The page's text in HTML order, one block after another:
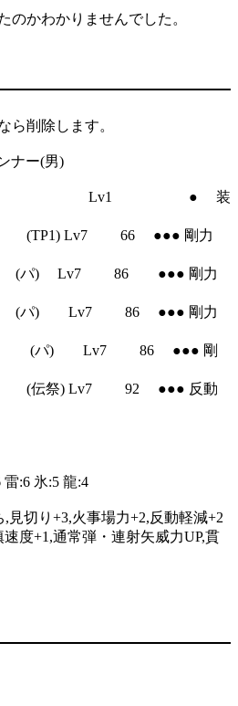
のかわかりませんでした。
ら削除します。
ナー(男)
ト１ Lv1 ● 装
(TP1) Lv7 66 ●●● 剛力
(パ) Lv7 86 ●●● 剛力
(パ) Lv7 86 ●●● 剛力
※ (パ) Lv7 86 ●●● 剛
(伝祭) Lv7 92 ●●● 反動
ット２
雷:6 氷:5 龍:4
見切り+3,火事場力+2,反動軽減+2
度+1,通常弾・連射矢威力UP,貫